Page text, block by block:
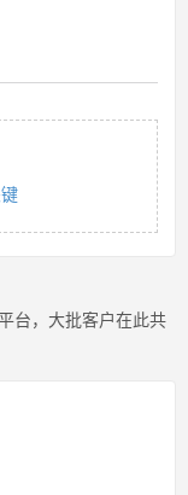
台，大批客户在此共